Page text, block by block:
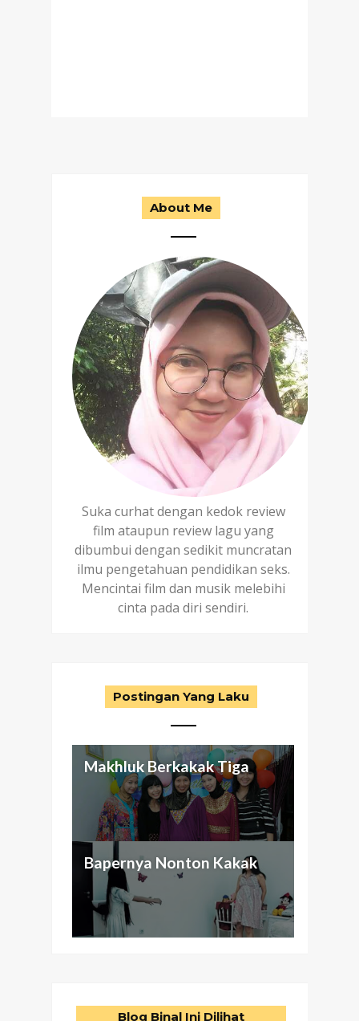
About Me
Suka curhat dengan kedok review
film ataupun review lagu yang
dibumbui dengan sedikit muncratan
ilmu pengetahuan pendidikan seks.
Mencintai film dan musik melebihi
cinta pada diri sendiri.
Postingan Yang Laku
Makhluk Berkakak Tiga
Aku dan Keluarga
(abnormal) ku
Antara Seragam Putih-Biru,
Otak Cetek, dan Bunuh Diri
Nggak Cuma Butuh Passion
Buat Beli Mansion
Bapernya Nonton Kakak
Blog Binal Ini Dilihat